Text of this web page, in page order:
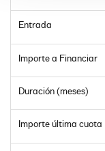
Entrada
Importe a Financiar
Duración (meses)
Importe última cuota